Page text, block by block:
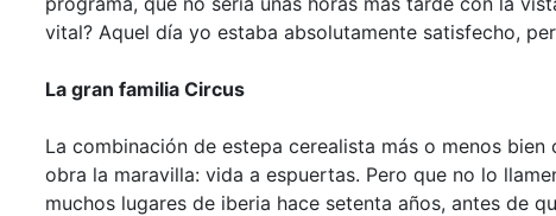
vital? Aquel día yo estaba absolutamente satisfecho,
La gran familia Circus
La combinación de estepa cerealista más o menos
obra la maravilla: vida a espuertas. Pero que no lo
muchos lugares de iberia hace setenta años, antes de